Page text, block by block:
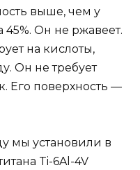
выше, чем у
45%. Он не ржавеет.
на кислоты,
Он не требует
Его поверхность —
мы установили в
Ti-6Al-4V